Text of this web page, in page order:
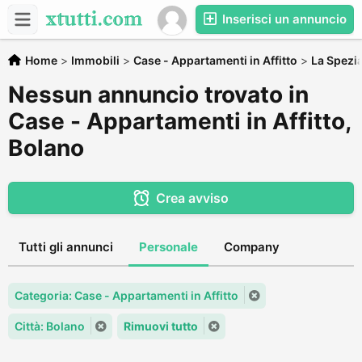
Inserisci un annuncio
Home > Immobili > Case - Appartamenti in Affitto > La
Nessun annuncio trovato in
Case - Appartamenti in Affitto,
Bolano
Crea avviso
Tutti gli annunci Personale Company
Categoria: Case - Appartamenti in Affitto
Città: Bolano Rimuovi tutto